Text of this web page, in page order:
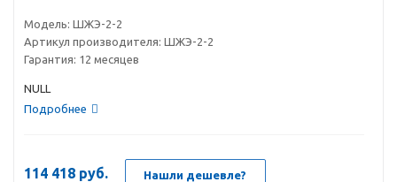
Модель: ШЖЭ-2-2
Артикул производителя: ШЖЭ-2-2
Гарантия: 12 месяцев
NULL
Подробнее
114 418 руб. Нашли дешевле?